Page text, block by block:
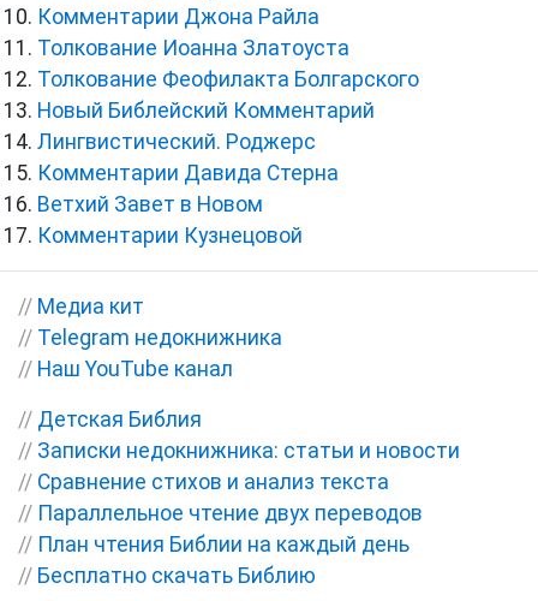
Комментарии Джона Райла
Толкование Иоанна Златоуста
Толкование Феофилакта Болгарского
Новый Библейский Комментарий
Лингвистический. Роджерс
Комментарии Давида Стерна
Ветхий Завет в Новом
Комментарии Кузнецовой
// Медиа кит
// Telegram недокнижника
// Наш YouTube канал
// Детская Библия
// Записки недокнижника: статьи и новости
// Сравнение стихов и анализ текста
// Параллельное чтение двух переводов
// План чтения Библии на каждый день
// Бесплатно скачать Библию